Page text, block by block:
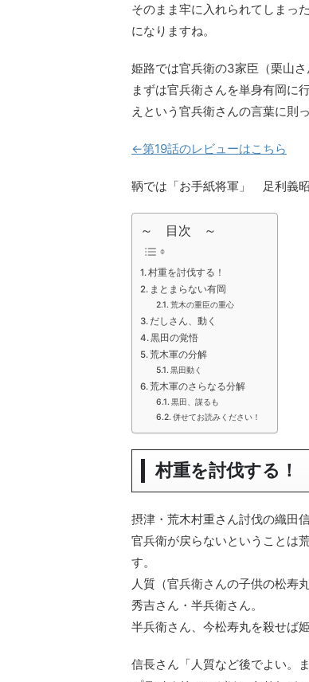
そのまま牢に入れられてしまっ
になりますね。
姫路では官兵衛の3家臣（栗山
まずは官兵衛さんを単身有岡に
えという官兵衛さんの言葉に則
←第19話のレビューはこちら
鞆では「お手紙将軍」 足利義昭
～ 目次 ～
村重を討伐する！
まとまらない有岡
荒木の重臣の重心
だしさん、動く
黒田の覚悟
荒木軍の分解
黒田動く
荒木軍のさらなる分解
黒田、謀るも
併せてお読みください！
村重を討伐する！
摂津・荒木村重さん討伐の織田信
官兵衛が戻らないということは
す。
人質（官兵衛さんの子供の松寿
秀吉さん・半兵衛さん。
半兵衛さん、今松寿丸を殺せば
信長さん「人質など後でよい。